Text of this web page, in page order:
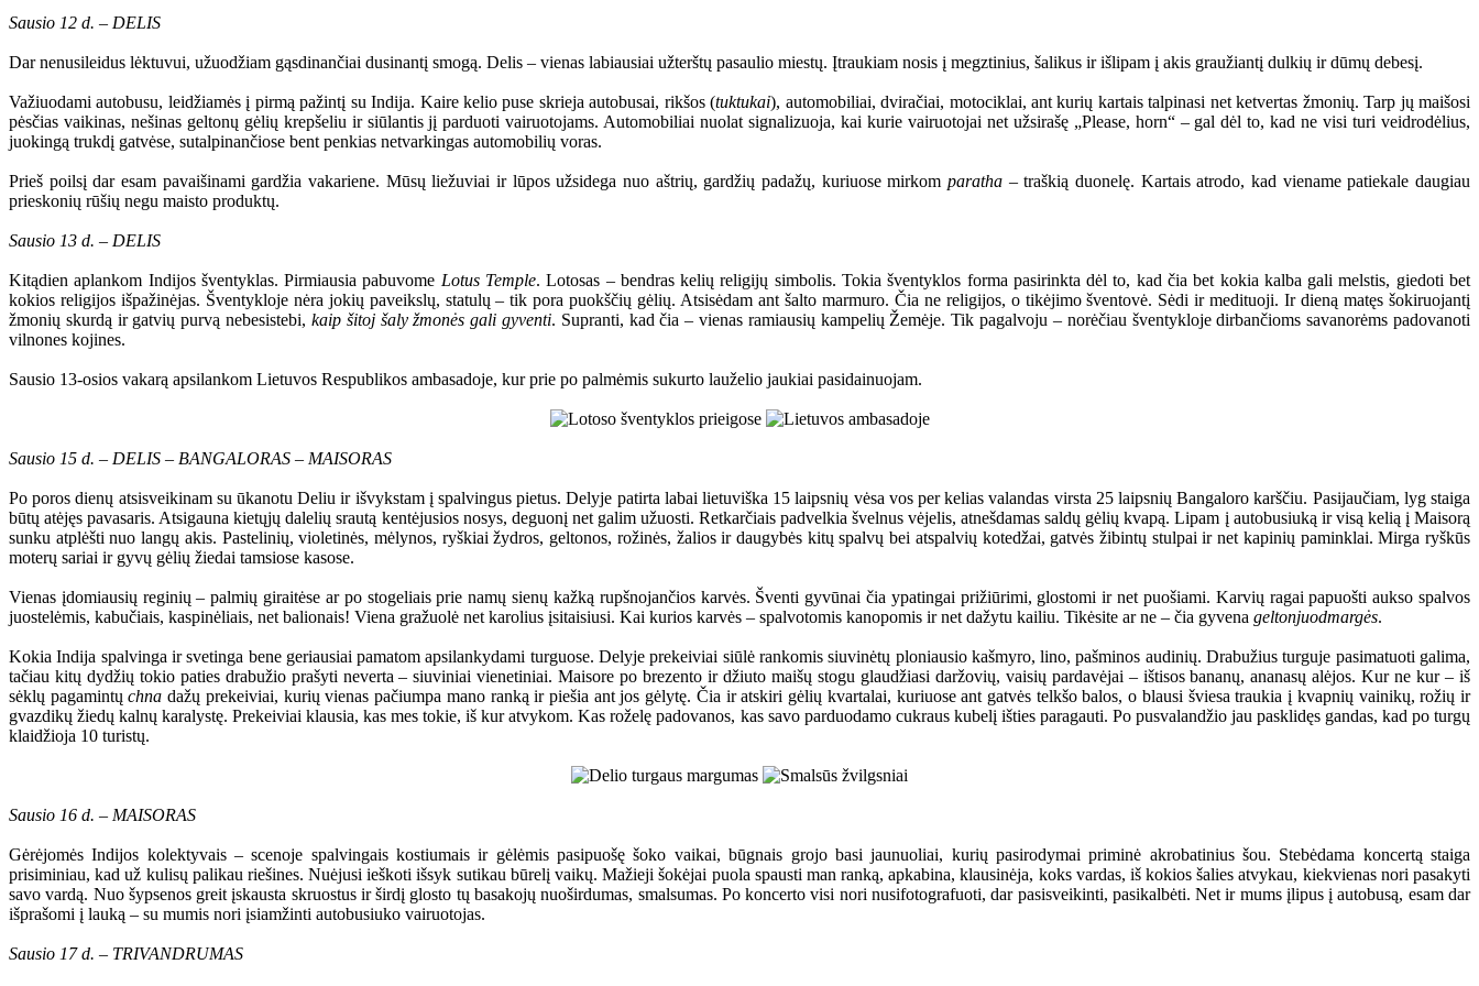
Sausio 12 d. – DELIS
Dar nenusileidus lėktuvui, užuodžiam gąsdinančiai dusinantį smogą. Delis – vienas labiausiai užterštų pasaulio miestų. Įtraukiam nosis į megztinius, šalikus ir išlipam į akis graužiantį dulkių ir dūmų debesį.
Važiuodami autobusu, leidžiamės į pirmą pažintį su Indija. Kaire kelio puse skrieja autobusai, rikšos (tuktukai), automobiliai, dviračiai, motociklai, ant kurių kartais talpinasi net ketvertas žmonių. Tarp jų maišosi
pėsčias vaikinas, nešinas geltonų gėlių krepšeliu ir siūlantis jį parduoti vairuotojams. Automobiliai nuolat signalizuoja, kai kurie vairuotojai net užsirašę „Please, horn“ – gal dėl to, kad ne visi turi veidrodėlius,
juokingą trukdį gatvėse, sutalpinančiose bent penkias netvarkingas automobilių voras.
Prieš poilsį dar esam pavaišinami gardžia vakariene. Mūsų liežuviai ir lūpos užsidega nuo aštrių, gardžių padažų, kuriuose mirkom paratha – traškią duonelę. Kartais atrodo, kad viename patiekale daugiau
prieskonių rūšių negu maisto produktų.
Sausio 13 d. – DELIS
Kitądien aplankom Indijos šventyklas. Pirmiausia pabuvome Lotus Temple. Lotosas – bendras kelių religijų simbolis. Tokia šventyklos forma pasirinkta dėl to, kad čia bet kokia kalba gali melstis, giedoti bet
kokios religijos išpažinėjas. Šventykloje nėra jokių paveikslų, statulų – tik pora puokščių gėlių. Atsisėdam ant šalto marmuro. Čia ne religijos, o tikėjimo šventovė. Sėdi ir medituoji. Ir dieną matęs šokiruojantį
žmonių skurdą ir gatvių purvą nebesistebi, kaip šitoj šaly žmonės gali gyventi. Supranti, kad čia – vienas ramiausių kampelių Žemėje. Tik pagalvoju – norėčiau šventykloje dirbančioms savanorėms padovanoti
vilnones kojines.
Sausio 13-osios vakarą apsilankom Lietuvos Respublikos ambasadoje, kur prie po palmėmis sukurto lauželio jaukiai pasidainuojam.
Sausio 15 d. – DELIS – BANGALORAS – MAISORAS
Po poros dienų atsisveikinam su ūkanotu Deliu ir išvykstam į spalvingus pietus. Delyje patirta labai lietuviška 15 laipsnių vėsa vos per kelias valandas virsta 25 laipsnių Bangaloro karščiu. Pasijaučiam, lyg staiga
būtų atėjęs pavasaris. Atsigauna kietųjų dalelių srautą kentėjusios nosys, deguonį net galim užuosti. Retkarčiais padvelkia švelnus vėjelis, atnešdamas saldų gėlių kvapą. Lipam į autobusiuką ir visą kelią į Maisorą
sunku atplėšti nuo langų akis. Pastelinių, violetinės, mėlynos, ryškiai žydros, geltonos, rožinės, žalios ir daugybės kitų spalvų bei atspalvių kotedžai, gatvės žibintų stulpai ir net kapinių paminklai. Mirga ryškūs
moterų sariai ir gyvų gėlių žiedai tamsiose kasose.
Vienas įdomiausių reginių – palmių giraitėse ar po stogeliais prie namų sienų kažką rupšnojančios karvės. Šventi gyvūnai čia ypatingai prižiūrimi, glostomi ir net puošiami. Karvių ragai papuošti aukso spalvos
juostelėmis, kabučiais, kaspinėliais, net balionais! Viena gražuolė net karolius įsitaisiusi. Kai kurios karvės – spalvotomis kanopomis ir net dažytu kailiu. Tikėsite ar ne – čia gyvena geltonjuodmargės.
Kokia Indija spalvinga ir svetinga bene geriausiai pamatom apsilankydami turguose. Delyje prekeiviai siūlė rankomis siuvinėtų ploniausio kašmyro, lino, pašminos audinių. Drabužius turguje pasimatuoti galima,
tačiau kitų dydžių tokio paties drabužio prašyti neverta – siuviniai vienetiniai. Maisore po brezento ir džiuto maišų stogu glaudžiasi daržovių, vaisių pardavėjai – ištisos bananų, ananasų alėjos. Kur ne kur – iš
sėklų pagamintųchna dažų prekeiviai, kurių vienas pačiumpa mano ranką ir piešia ant jos gėlytę. Čia ir atskiri gėlių kvartalai, kuriuose ant gatvės telkšo balos, o blausi šviesa traukia į kvapnių vainikų, rožių ir
gvazdikų žiedų kalnų karalystę. Prekeiviai klausia, kas mes tokie, iš kur atvykom. Kas roželę padovanos, kas savo parduodamo cukraus kubelį išties paragauti. Po pusvalandžio jau pasklidęs gandas, kad po turgų
klaidžioja 10 turistų.
Sausio 16 d. – MAISORAS
Gėrėjomės Indijos kolektyvais – scenoje spalvingais kostiumais ir gėlėmis pasipuošę šoko vaikai, būgnais grojo basi jaunuoliai, kurių pasirodymai priminė akrobatinius šou. Stebėdama koncertą staiga
prisiminiau, kad už kulisų palikau riešines. Nuėjusi ieškoti išsyk sutikau būrelį vaikų. Mažieji šokėjai puola spausti man ranką, apkabina, klausinėja, koks vardas, iš kokios šalies atvykau, kiekvienas nori pasakyti
savo vardą. Nuo šypsenos greit įskausta skruostus ir širdį glosto tų basakojų nuoširdumas, smalsumas. Po koncerto visi nori nusifotografuoti, dar pasisveikinti, pasikalbėti. Net ir mums įlipus į autobusą, esam dar
išprašomi į lauką – su mumis nori įsiamžinti autobusiuko vairuotojas.
Sausio 17 d. – TRIVANDRUMAS